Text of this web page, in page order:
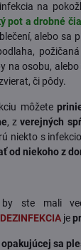
na
pot a drobné
alebo sa
na osobu,
či pôdy.
môžete
, zverejných
niekto s
od niekoho z
ste mali
je
opakujúcej sa